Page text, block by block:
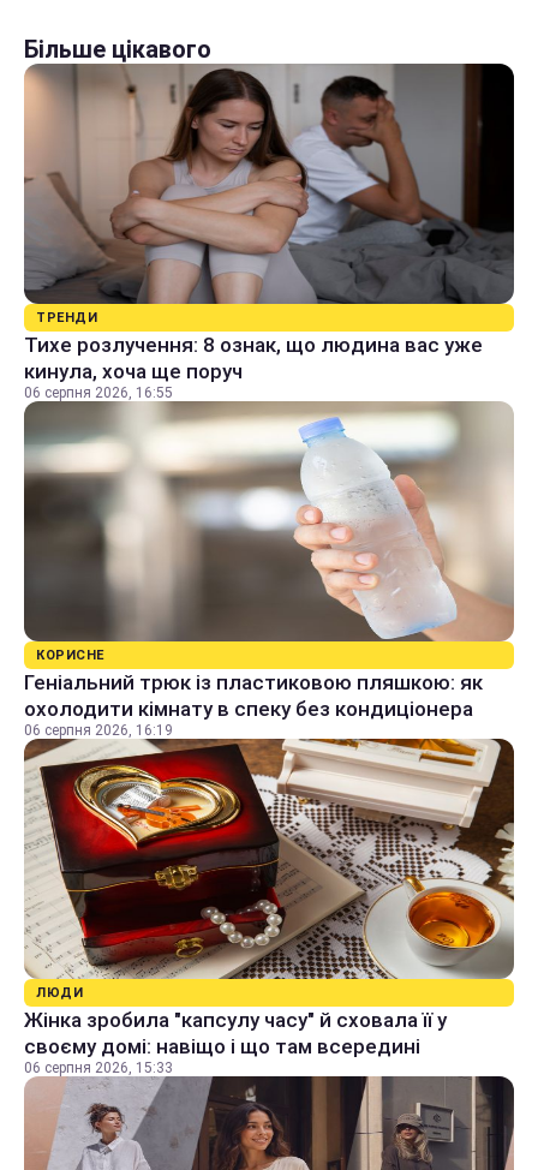
Більше цікавого
ТРЕНДИ
Тихе розлучення: 8 ознак, що людина вас уже
кинула, хоча ще поруч
06 серпня 2026, 16:55
КОРИСНЕ
Геніальний трюк із пластиковою пляшкою: як
охолодити кімнату в спеку без кондиціонера
06 серпня 2026, 16:19
ЛЮДИ
Жінка зробила "капсулу часу" й сховала її у
своєму домі: навіщо і що там всередині
06 серпня 2026, 15:33